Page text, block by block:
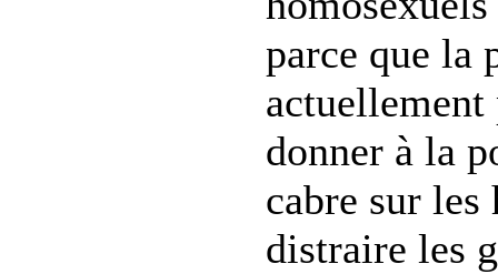
parce que la
actuellement
donner à la
cabre sur les
distraire les